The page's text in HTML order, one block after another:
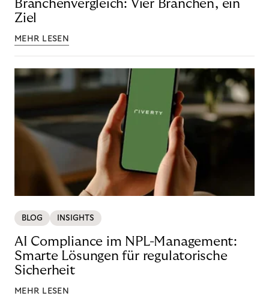
Branchenvergleich: Vier Branchen, ein
Ziel
MEHR LESEN
BLOG INSIGHTS
AI Compliance im NPL-Management:
Smarte Lösungen für regulatorische
Sicherheit
MEHR LESEN